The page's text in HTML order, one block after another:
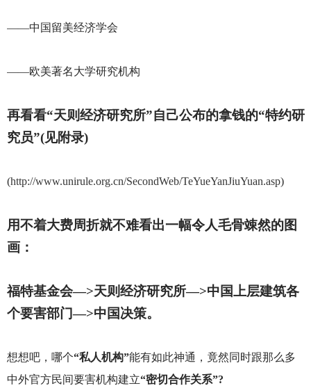
——中国留美经济学会
——欧美著名大学研究机构
再看看“天则经济研究所”自己公布的拿钱的“特约研
究员”(见附录)
(http://www.unirule.org.cn/SecondWeb/TeYueYanJiuYuan.asp)
用不着大费周折就不难看出一幅令人毛骨竦然的图
画：
福特基金会—>天则经济研究所—>中国上层建筑各
个要害部门—>中国决策。
想想吧，哪个“私人机构”能有如此神通，竟然同时跟那么多
中外官方民间要害机构建立“密切合作关系”?